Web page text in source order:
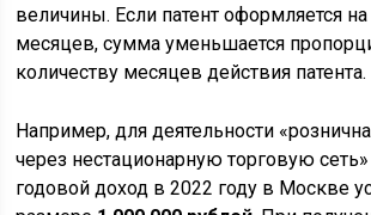
величины. Если патент оформляется
месяцев, сумма уменьшается
количеству месяцев действия патента.
Например, для деятельности
через нестационарную торговую
годовой доход в 2022 году в Москве